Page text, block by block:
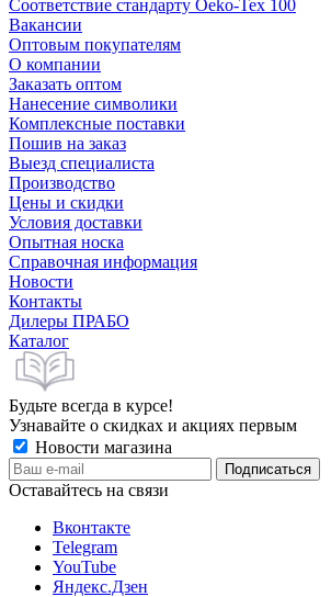
Соответствие стандарту Oeko-Tex 100
Вакансии
Оптовым покупателям
О компании
Заказать оптом
Нанесение символики
Комплексные поставки
Пошив на заказ
Выезд специалиста
Производство
Цены и скидки
Условия доставки
Опытная носка
Справочная информация
Новости
Контакты
Дилеры ПРАБО
Каталог
Будьте всегда в курсе!
Узнавайте о скидках и акциях первым
Новости магазина
Оставайтесь на связи
Вконтакте
Telegram
YouTube
Яндекс.Дзен